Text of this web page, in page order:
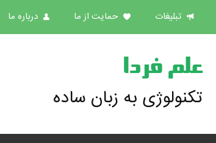
تبلیغات حمایت از ما درباره ما
علم فردا
تکنولوژی به زبان ساده